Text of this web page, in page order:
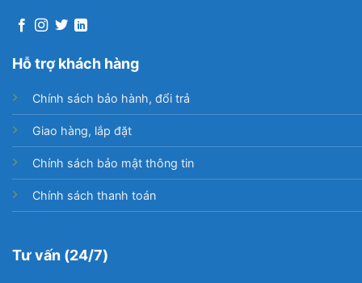
Hỗ trợ khách hàng
Chính sách bảo hành, đổi trả
Giao hàng, lắp đặt
Chính sách bảo mật thông tin
Chính sách thanh toán
Tư vấn (24/7)